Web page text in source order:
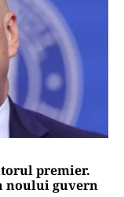
premier.
noului guvern